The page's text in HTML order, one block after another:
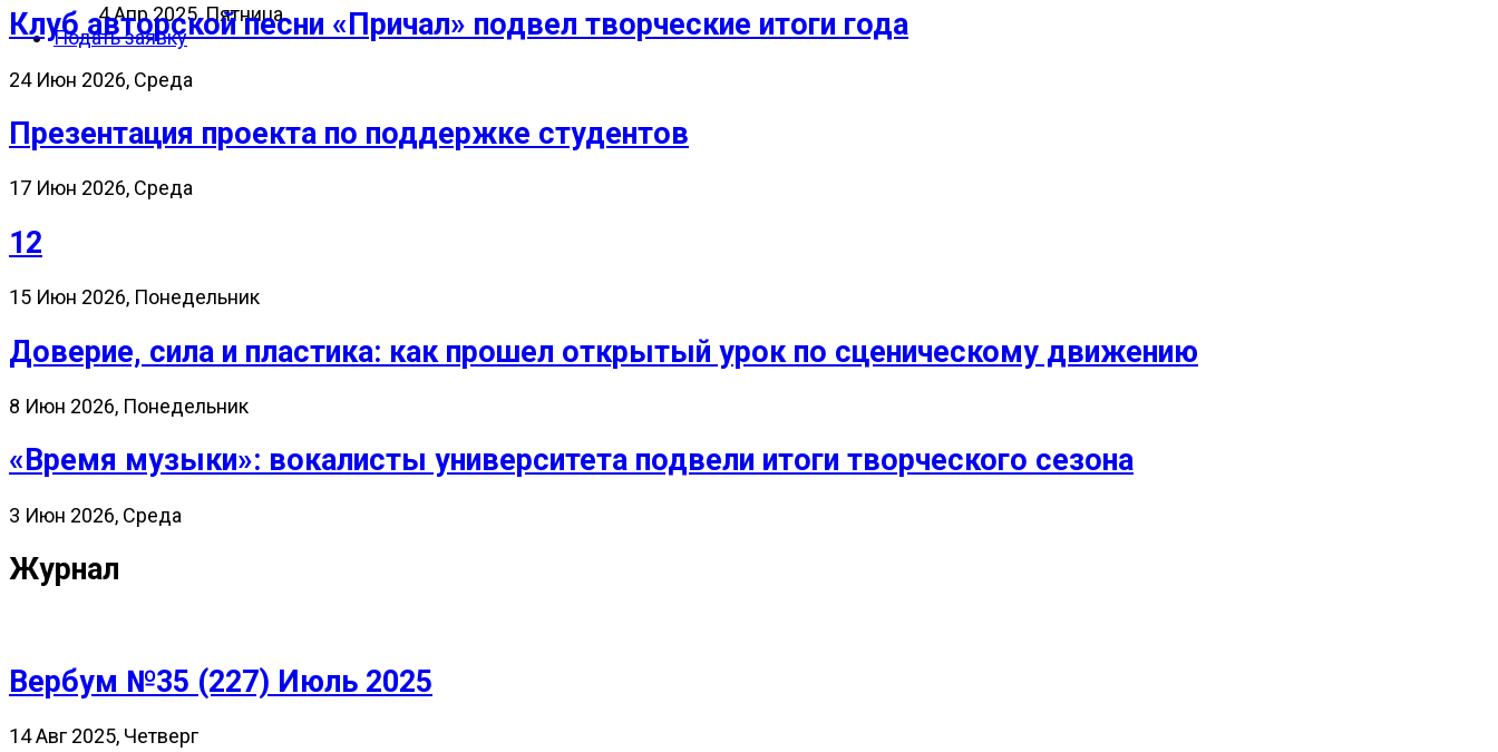
4 Апр 2025, Пятница
Подать заявку
Клуб авторской песни «Причал» подвел творческие итоги года
24 Июн 2026, Среда
Презентация проекта по поддержке студентов
17 Июн 2026, Среда
12
15 Июн 2026, Понедельник
Доверие, сила и пластика: как прошел открытый урок по сценическому движению
8 Июн 2026, Понедельник
«Время музыки»: вокалисты университета подвели итоги творческого сезона
3 Июн 2026, Среда
Журнал
Вербум №35 (227) Июль 2025
14 Авг 2025, Четверг